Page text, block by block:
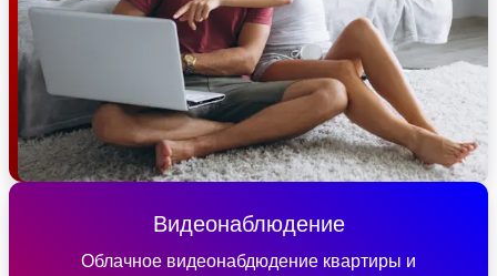
Видеонаблюдение
Облачное видеонабдюдение квартиры и